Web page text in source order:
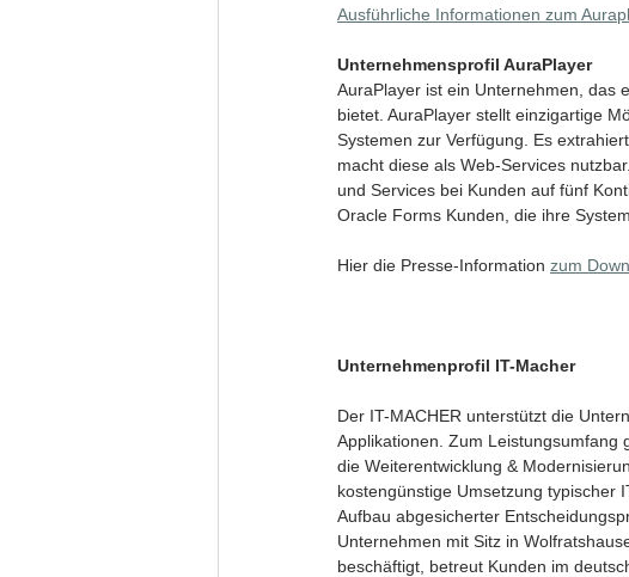
Ausführliche Informationen zum
Unternehmensprofil AuraPlayer
AuraPlayer ist ein Unternehmen, das
bietet. AuraPlayer stellt einzigartige
Systemen zur Verfügung. Es
macht diese als Web-Services
und Services bei Kunden auf fünf
Oracle Forms Kunden, die ihre
Hier die Presse-Information zum
Unternehmenprofil IT-Macher
Der IT-MACHER unterstützt die
Applikationen. Zum Leistungsumfang
die Weiterentwicklung &
kostengünstige Umsetzung typischer
Aufbau abgesicherter
Unternehmen mit Sitz in
beschäftigt, betreut Kunden im